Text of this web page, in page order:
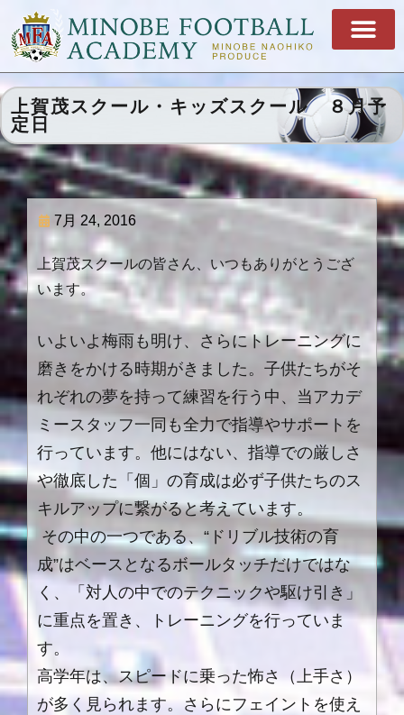
上賀茂スクール・キッズスクール ８月予
定日
7月 24, 2016
上賀茂スクールの皆さん、いつもありがとうござ
います。
いよいよ梅雨も明け、さらにトレーニングに
磨きをかける時期がきました。子供たちがそ
れぞれの夢を持って練習を行う中、当アカデ
ミースタッフ一同も全力で指導やサポートを
行っています。他にはない、指導での厳しさ
や徹底した「個」の育成は必ず子供たちのス
キルアップに繋がると考えています。
その中の一つである、“ドリブル技術の育
成”はベースとなるボールタッチだけではな
く、「対人の中でのテクニックや駆け引き」
に重点を置き、トレーニングを行っていま
す。
高学年は、スピードに乗った怖さ（上手さ）
が多く見られます。さらにフェイントを使え